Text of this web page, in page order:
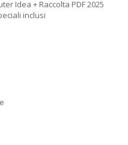
Idea + Raccolta PDF 2025
inclusi